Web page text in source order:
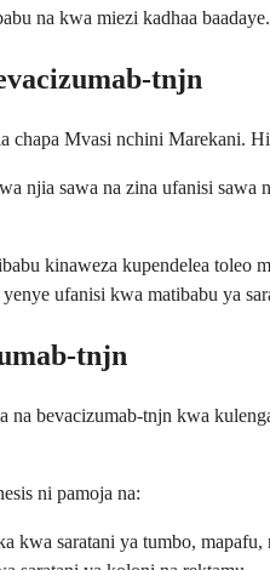
na kwa miezi kadhaa baadaye.
tnjn
chapa Mvasi nchini Marekani.
njia sawa na zina ufanisi
kinaweza kupendelea
ufanisi kwa matibabu ya
tnjn
na bevacizumab-tnjn kwa
ni pamoja na:
kwa saratani ya tumbo, mapafu,